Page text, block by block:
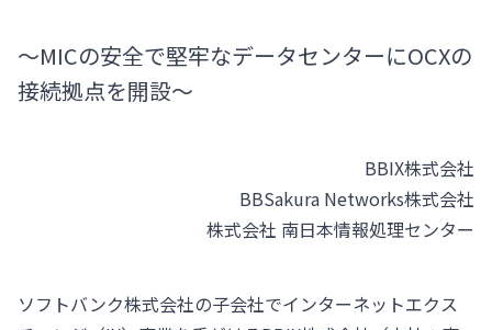
～MICの安全で堅牢なデータセンターにOCXの
接続拠点を開設～
BBIX株式会社
BBSakura Networks株式会社
株式会社 南日本情報処理センター
ソフトバンク株式会社の子会社でインターネットエクス